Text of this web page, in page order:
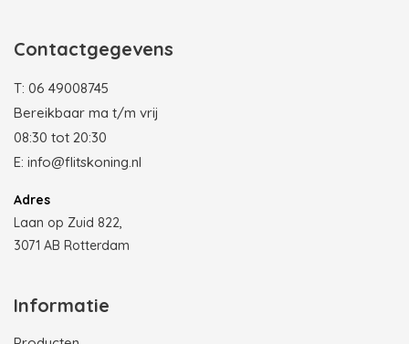
Contactgegevens
T: 06 49008745
Bereikbaar ma t/m vrij
08:30 tot 20:30
E: info@flitskoning.nl
Adres
Laan op Zuid 822,
3071 AB Rotterdam
Informatie